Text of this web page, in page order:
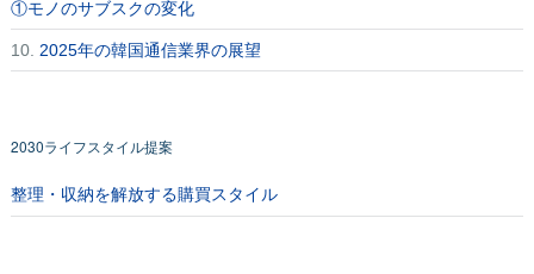
①モノのサブスクの変化
10. 2025年の韓国通信業界の展望
2030ライフスタイル提案
整理・収納を解放する購買スタイル